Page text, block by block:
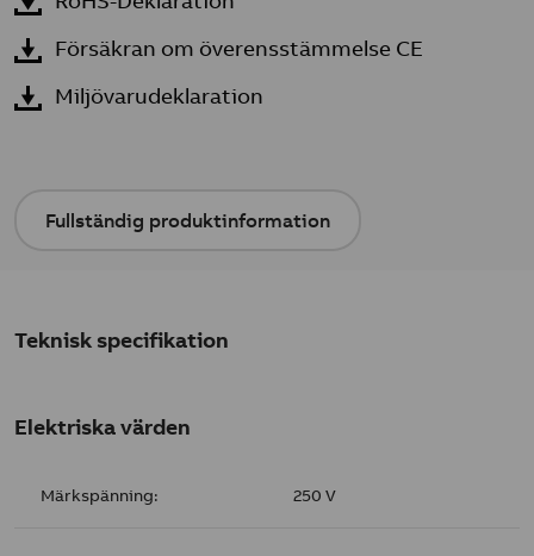
Försäkran om överensstämmelse CE
Miljövarudeklaration
Fullständig produktinformation
Teknisk specifikation
Elektriska värden
Märkspänning: 250 V